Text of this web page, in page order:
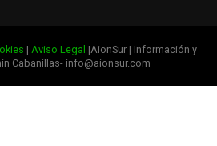
| Aviso Legal |AionSur | Información y
Cabanillas- info@aionsur.com